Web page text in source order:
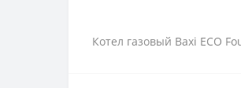
Котел газовый Baxi ECO